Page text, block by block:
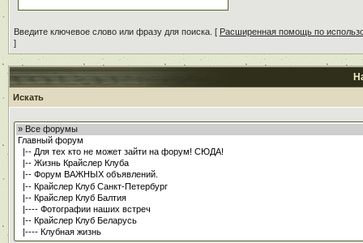
Введите ключевое слово или фразу для поиска. [ Расширенная помощь по
]
Искать